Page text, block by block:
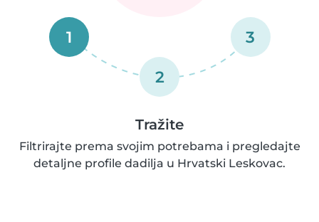
1
2
3
Tražite
Filtrirajte prema svojim potrebama i pregledajte
detaljne profile dadilja u Hrvatski Leskovac.